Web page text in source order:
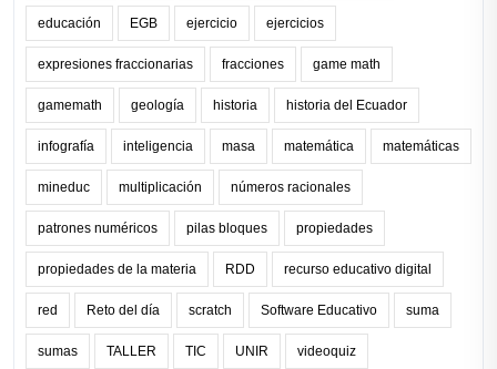
educación EGB ejercicio ejercicios
expresiones fraccionarias fracciones game math
gamemath geología historia historia del Ecuador
infografía inteligencia masa matemática matemáticas
mineduc multiplicación números racionales
patrones numéricos pilas bloques propiedades
propiedades de la materia RDD recurso educativo digital
red Reto del día scratch Software Educativo suma
sumas TALLER TIC UNIR videoquiz